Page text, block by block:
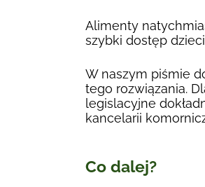
Alimenty
szybki dostęp
W naszym piśmie
tego rozwiązania.
legislacyjne
kancelarii
Co dalej?